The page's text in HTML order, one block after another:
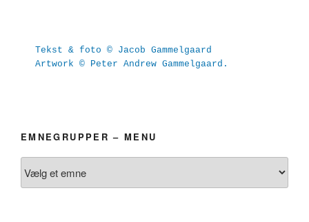
Tekst & foto © Jacob Gammelgaard
Artwork © Peter Andrew Gammelgaard.
EMNEGRUPPER – MENU